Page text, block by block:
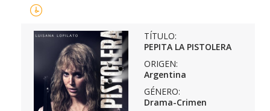
TÍTULO:
PEPITA LA PISTOLERA
ORIGEN:
Argentina
GÉNERO:
Drama-Crimen